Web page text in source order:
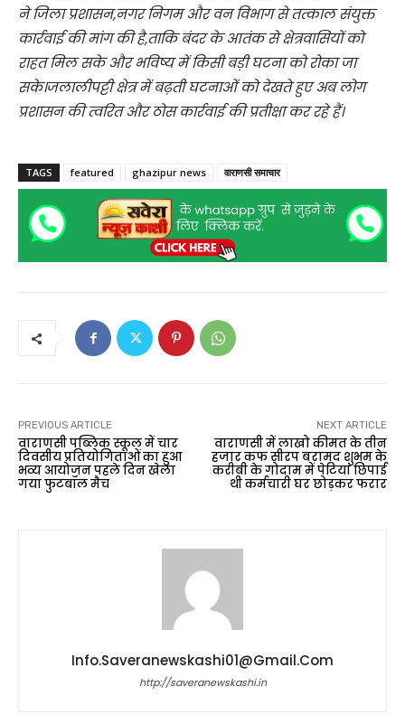
ने जिला प्रशासन,नगर निगम और वन विभाग से तत्काल संयुक्त
कार्रवाई की मांग की है,ताकि बंदर के आतंक से क्षेत्रवासियों को
राहत मिल सके और भविष्य में किसी बड़ी घटना को रोका जा
सके।जलालीपट्टी क्षेत्र में बढ़ती घटनाओं को देखते हुए अब लोग
प्रशासन की त्वरित और ठोस कार्रवाई की प्रतीक्षा कर रहे हैं।
TAGS featured ghazipur news वाराणसी समाचार
PREVIOUS ARTICLE
वाराणसी पब्लिक स्कूल में चार
दिवसीय प्रतियोगिताओं का हुआ
भव्य आयोजन पहले दिन खेला
गया फुटबॉल मैच
NEXT ARTICLE
वाराणसी में लाखो कीमत के तीन
हजार कफ सीरप बरामद शुभम के
करीबी के गोदाम में पेटियां छिपाई
थी कर्मचारी घर छोड़कर फरार
Info.saveranewskashi01@gmail.com
http://saveranewskashi.in